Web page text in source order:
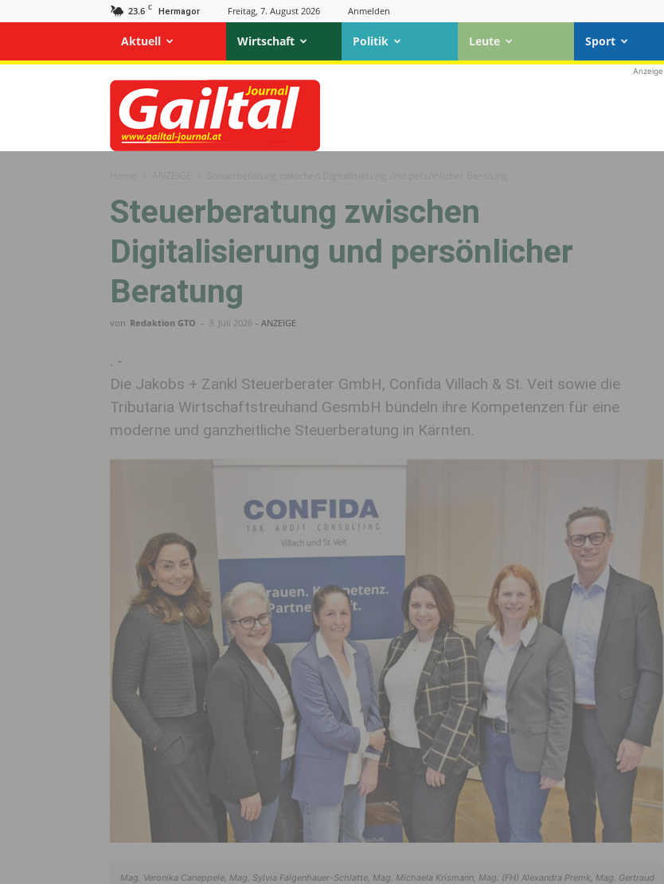
23.6 C Hermagor Freitag, 7. August 2026 Anmelden
Aktuell Wirtschaft Politik Leute Sport
Gailtal
Journal
Anzeige
Steuerberatung zwischen
Digitalisierung und persönlicher
Beratung
von Redaktion GTO - 3. Juli 2026 - ANZEIGE
. -
Die Jakobs + Zankl Steuerberater GmbH, Confida Villach & St. Veit sowie die
Tributaria Wirtschaftstreuhand GesmbH bündeln ihre Kompetenzen für eine
moderne und ganzheitliche Steuerberatung in Kärnten.
Mag. Veronika Caneppele, Mag. Sylvia Falgenhauer-Schlatte, Mag. Michaela Krismann, Mag. (FH) Alexandra Premk, Mag. Gertraud